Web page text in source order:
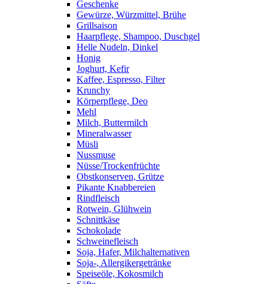
Geschenke
Gewürze, Würzmittel, Brühe
Grillsaison
Haarpflege, Shampoo, Duschgel
Helle Nudeln, Dinkel
Honig
Joghurt, Kefir
Kaffee, Espresso, Filter
Krunchy
Körperpflege, Deo
Mehl
Milch, Buttermilch
Mineralwasser
Müsli
Nussmuse
Nüsse/Trockenfrüchte
Obstkonserven, Grütze
Pikante Knabbereien
Rindfleisch
Rotwein, Glühwein
Schnittkäse
Schokolade
Schweinefleisch
Soja, Hafer, Milchalternativen
Soja-, Allergikergetränke
Speiseöle, Kokosmilch